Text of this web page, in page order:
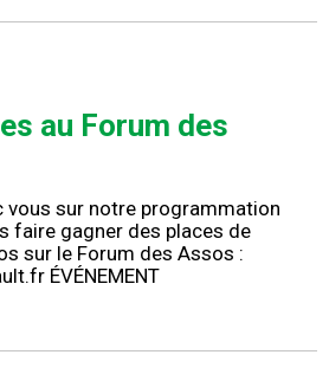
au Forum des
vous sur notre programmation
faire gagner des places de
sur le Forum des Assos :
ÉVÉNEMENT